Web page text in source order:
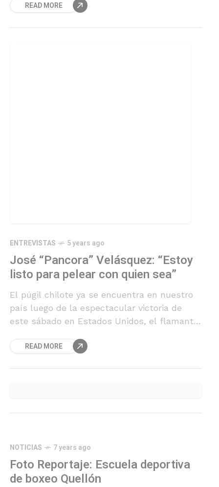
la corona mundial.
READ MORE
ENTREVISTAS 5 years ago
José “Pancora” Velásquez: “Estoy
listo para pelear con quien sea”
El púgil chilote ya se encuentra en nuestro
país luego de la espectacular victoria de
este sábado en Estados Unidos, el flamante
con Boxeadores respecto de su carrera y de
READ MORE
NOTICIAS 7 years ago
Foto Reportaje: Escuela deportiva
de boxeo Quellón